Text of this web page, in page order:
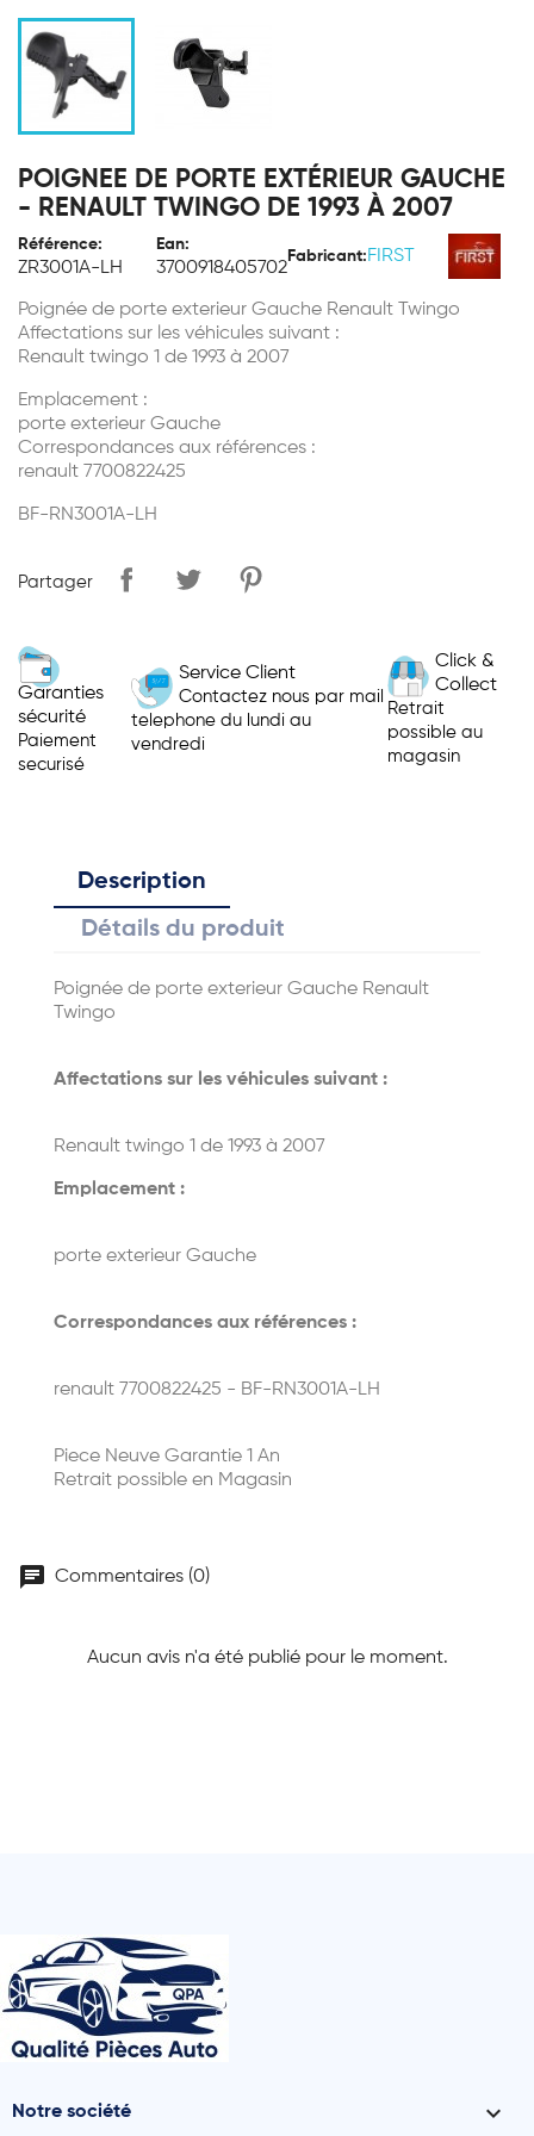
POIGNEE DE PORTE EXTÉRIEUR GAUCHE
- RENAULT TWINGO DE 1993 À 2007
Référence:
ZR3001A-LH
Ean:
3700918405702
Fabricant: FIRST
Poignée de porte exterieur Gauche Renault Twingo
Affectations sur les véhicules suivant :
Renault twingo 1 de 1993 à 2007
Emplacement :
porte exterieur Gauche
Correspondances aux références :
renault 7700822425
BF-RN3001A-LH
Partager
Garanties
sécurité
Paiement
securisé
Service Client
Contactez nous par mail
telephone du lundi au
vendredi
Click &
Collect
Retrait
possible au
magasin
Description
Détails du produit
Poignée de porte exterieur Gauche Renault
Twingo
Affectations sur les véhicules suivant :
Renault twingo 1 de 1993 à 2007
Emplacement :
porte exterieur Gauche
Correspondances aux références :
renault 7700822425 - BF-RN3001A-LH
Piece Neuve Garantie 1 An
Retrait possible en Magasin
chat Commentaires (0)
Aucun avis n'a été publié pour le moment.
Notre société 